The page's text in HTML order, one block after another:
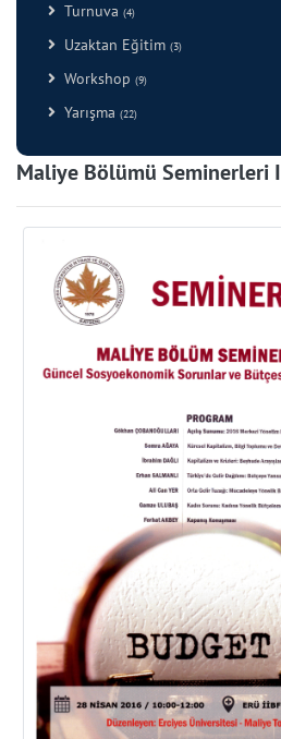
Turnuva (4)
Uzaktan Eğitim (3)
Workshop (9)
Yarışma (22)
Maliye Bölümü Seminerleri I